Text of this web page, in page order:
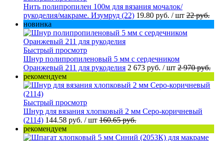
Нить полипропилен 100м для вязания мочалок/
рукоделия/макраме. Изумруд (22) 19.80 руб. / шт 22 руб.
новинка
Быстрый просмотр
Шнур полипропиленовый 5 мм с сердечником
Оранжевый 211 для рукоделия 2 673 руб. / шт 2 970 руб.
рекомендуем
Быстрый просмотр
Шнур для вязания хлопковый 2 мм Серо-коричневый
(2114) 144.58 руб. / шт 160.65 руб.
рекомендуем